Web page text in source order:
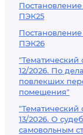
ПЭК25
ПЭК26
12/2026. По
повлекших
помещения"
13/2026. О
самовольным